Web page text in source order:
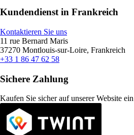
Kundendienst in Frankreich
Kontaktieren Sie uns
11 rue Bernard Maris
37270 Montlouis-sur-Loire, Frankreich
+33 1 86 47 62 58
Sichere Zahlung
Kaufen Sie sicher auf unserer Website ein